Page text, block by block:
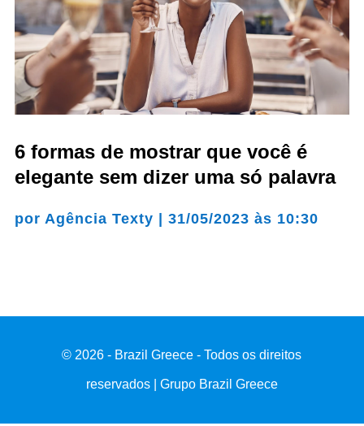
6 formas de mostrar que você é
elegante sem dizer uma só palavra
por Agência Texty | 31/05/2023 às 10:30
© 2026 - Brazil Greece - Todos os direitos
reservados | Grupo Brazil Greece